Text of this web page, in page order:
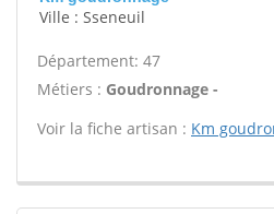
Ville : Sseneuil
Département: 47
Métiers : Goudronnage -
Voir la fiche artisan : Km